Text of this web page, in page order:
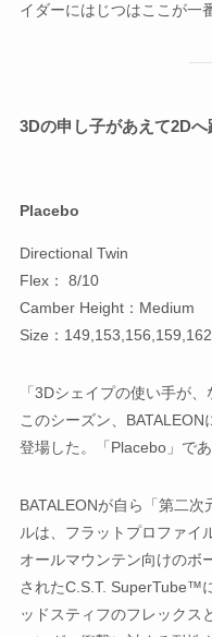
イダーにはじつはここが一
3Dの申し子があえて2Dへ
Placebo
Directional Twin
Flex： 8/10
Camber Height：Medium
Size：
「3Dシェイプの使い手が
このシーズン、
登場した。「Placebo」であ
BATALEONが自ら「第二
ルは、フラットプロファイ
オールマウンテン向けのボ
されたC.S.T. SuperTube™
ッドスティフのフレックス